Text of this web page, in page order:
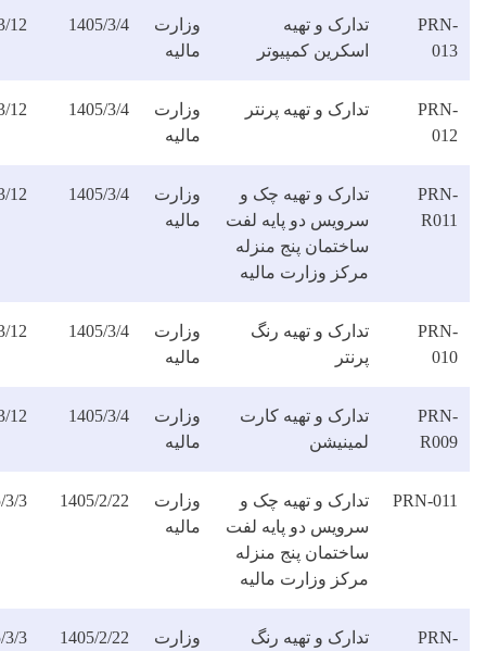
و تهیه
کمپیوتر
وزارت
مالیه
1405/3/4
1405/3/12
دانلود
و تهیه پرنتر
وزارت
1405/3/4
1405/3/12
دانلود
و تهیه چک و
دو پایه لفت
پنج منزله
وزارت مالیه
وزارت
مالیه
1405/3/4
1405/3/12
دانلود
و تهیه رنگ
وزارت
1405/3/4
1405/3/12
دانلود
و تهیه کارت
وزارت
مالیه
1405/3/4
1405/3/12
دانلود
و تهیه چک و
دو پایه لفت
پنج منزله
وزارت مالیه
وزارت
مالیه
1405/2/22
1405/3/3
دانلود
و تهیه رنگ
وزارت
1405/2/22
1405/3/3
دانلود